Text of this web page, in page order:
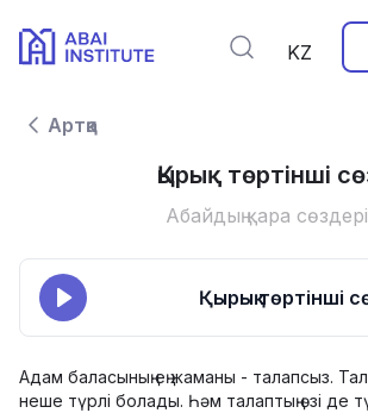
KZ
Артқа
Қырық төртінші
Абайдың қара сөздері
Қырық төртінші
Адам баласының ең жаманы - талапсыз.
неше түрлі болады. Һәм талаптың өзі де